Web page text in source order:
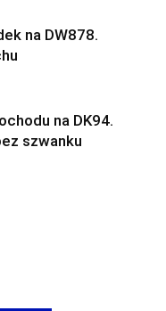
na DW878.
na DK94.
szwanku